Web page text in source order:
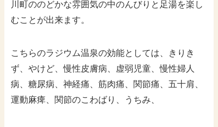
川町ののどかな雰囲気の中のんびりと足湯を楽し
むことが出来ます。
こちらのラジウム温泉の効能としては、きりき
ず、やけど、慢性皮膚病、虚弱児童、慢性婦人
病、糖尿病、神経痛、筋肉痛、関節痛、五十肩、
運動麻痺、関節のこわばり、うちみ、